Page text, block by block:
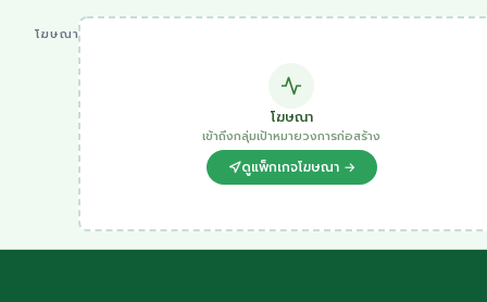
โฆษณา
โฆษณา
เข้าถึงกลุ่มเป้าหมายวงการก่อสร้าง
ดูแพ็กเกจโฆษณา →